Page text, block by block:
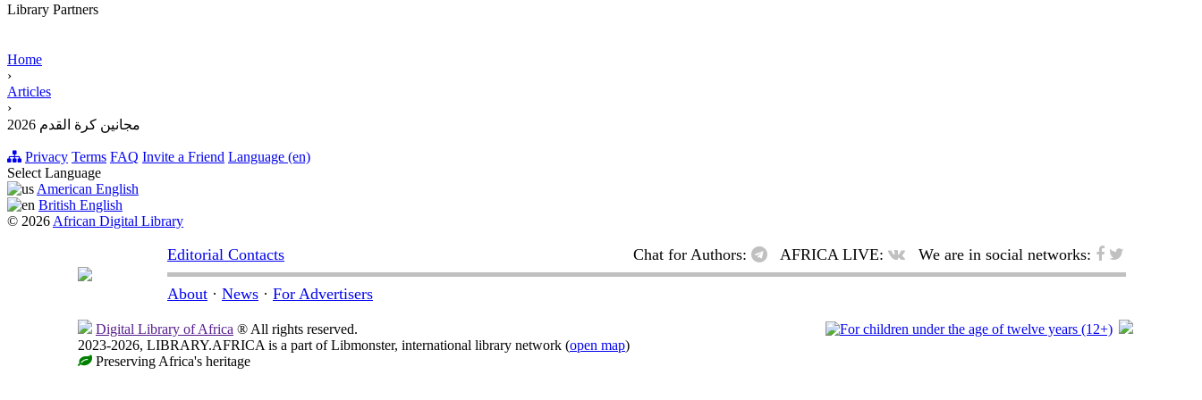
Library Partners
Home
›
Articles
›
مجانين كرة القدم 2026
Privacy Terms FAQ Invite a Friend Language (en)
Select Language
American English
British English
© 2026 African Digital Library
Editorial Contacts Chat for Authors: AFRICA LIVE: We are in social networks:
About · News · For Advertisers
Digital Library of Africa ® All rights reserved.
2023-2026, LIBRARY.AFRICA is a part of Libmonster, international library network (open map)
Preserving Africa's heritage